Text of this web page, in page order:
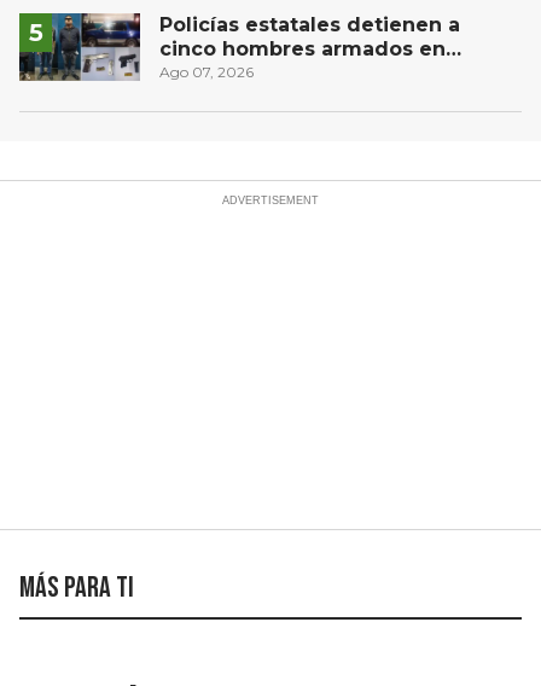
Policías estatales detienen a
cinco hombres armados en
Puebla capital
Ago 07, 2026
Más para ti